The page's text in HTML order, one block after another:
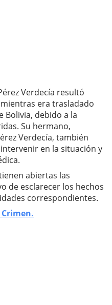
Verdecía resultó
era trasladado
Bolivia, debido a la
Su hermano,
Verdecía, también
en la situación y
abiertas las
de esclarecer los hechos
correspondientes.